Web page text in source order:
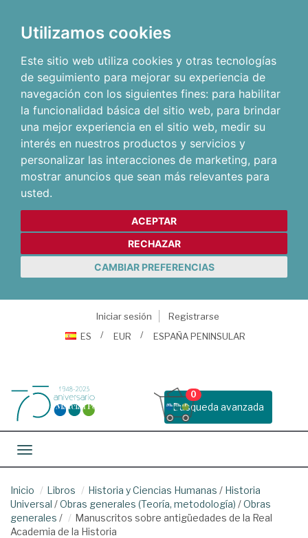
Utilizamos cookies
Este sitio web utiliza cookies y otras tecnologías
de seguimiento para mejorar su experiencia de
navegación con los siguientes fines: para habilitar
la funcionalidad básica del sitio web, para brindar
una mejor experiencia en el sitio web, medir su
interés en nuestros productos y servicios y
personalizar las interacciones de marketing, para
mostrar anuncios que sean más relevantes para
usted.
ACEPTAR
RECHAZAR
CAMBIAR PREFERENCIAS
Iniciar sesión
Registrarse
ES
EUR ESPAÑA PENINSULAR
Busqueda avanzada
0
Toggle navigation
Inicio Libros Historia y Ciencias Humanas / Historia
Universal /Obras generales (Teoría, metodología) /Obras
generales /
Manuscritos sobre antigüedades de la Real
Academia de la Historia